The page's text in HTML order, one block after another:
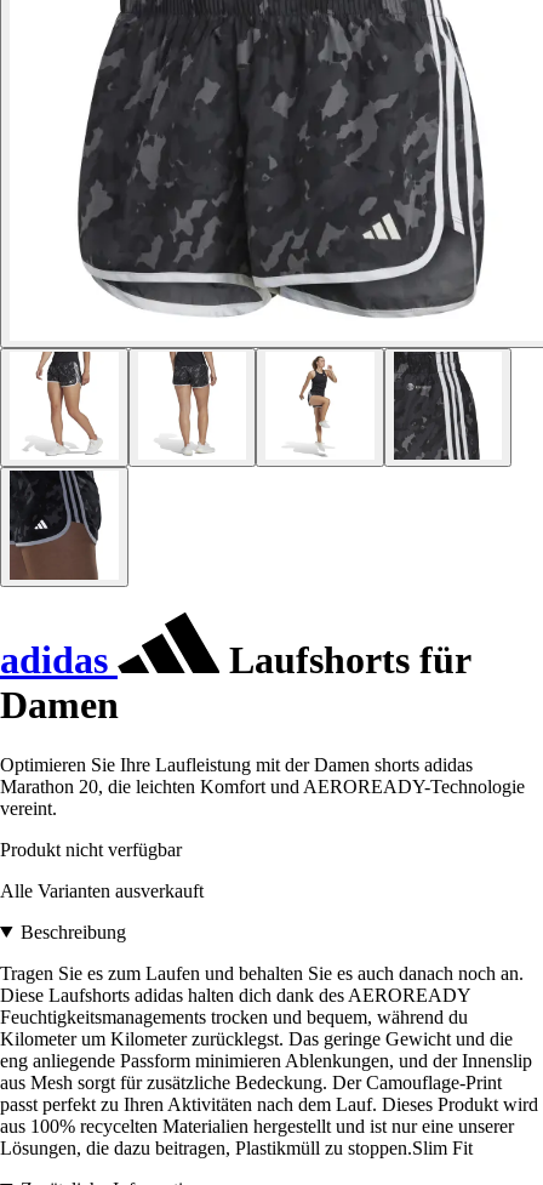
adidas
Laufshorts für
Damen
Optimieren Sie Ihre Laufleistung mit der Damen shorts adidas
Marathon 20, die leichten Komfort und AEROREADY-Technologie
vereint.
Produkt nicht verfügbar
Alle Varianten ausverkauft
Beschreibung
Tragen Sie es zum Laufen und behalten Sie es auch danach noch an.
Diese Laufshorts adidas halten dich dank des AEROREADY
Feuchtigkeitsmanagements trocken und bequem, während du
Kilometer um Kilometer zurücklegst. Das geringe Gewicht und die
eng anliegende Passform minimieren Ablenkungen, und der Innenslip
aus Mesh sorgt für zusätzliche Bedeckung. Der Camouflage-Print
passt perfekt zu Ihren Aktivitäten nach dem Lauf. Dieses Produkt wird
aus 100% recycelten Materialien hergestellt und ist nur eine unserer
Lösungen, die dazu beitragen, Plastikmüll zu stoppen.Slim Fit